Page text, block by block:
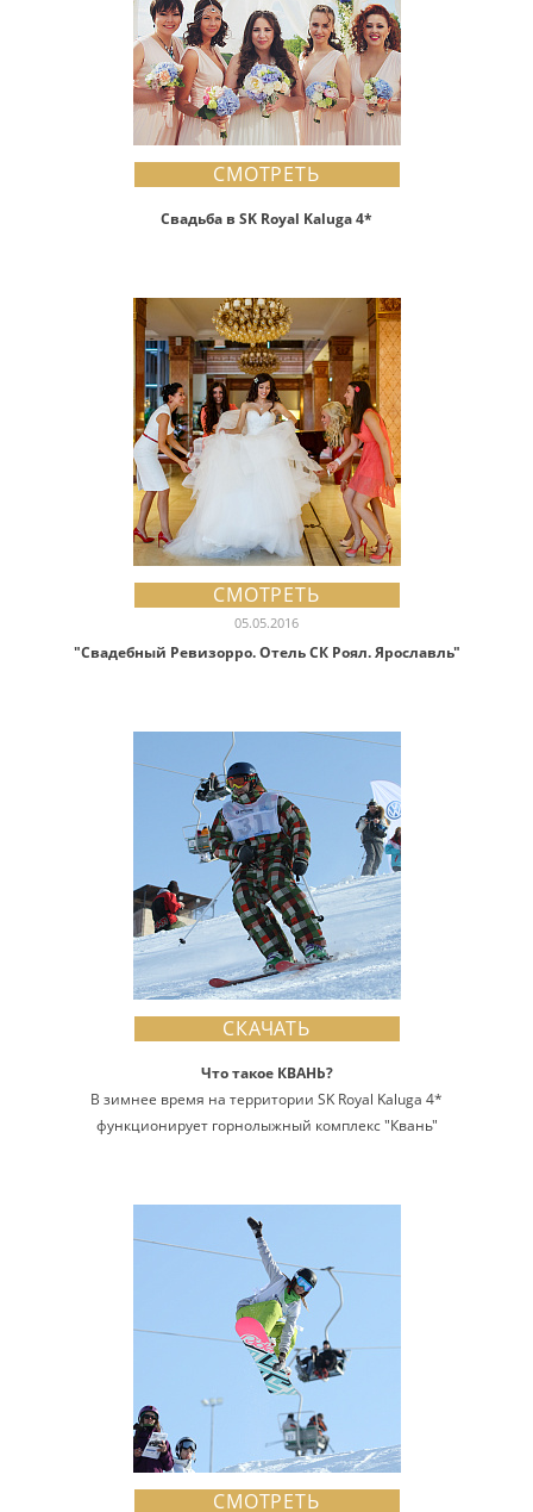
СМОТРЕТЬ
Свадьба в SK Royal Kaluga 4*
СМОТРЕТЬ
05.05.2016
"Свадебный Ревизорро. Отель СК Роял. Ярославль"
СКАЧАТЬ
Что такое КВАНЬ?
В зимнее время на территории SK Royal Kaluga 4*
функционирует горнолыжный комплекс "Квань"
СМОТРЕТЬ